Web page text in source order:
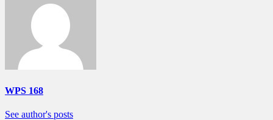
WPS 168
See author's posts